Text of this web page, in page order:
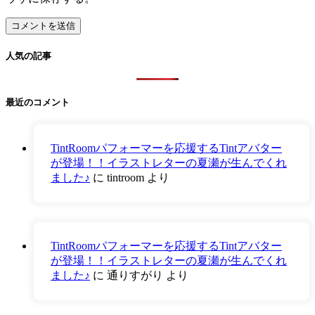
人気の記事
最近のコメント
TintRoomパフォーマーを応援するTintアバター
が登場！！イラストレターの夏瀬が生んでくれ
ました♪ に tintroom より
TintRoomパフォーマーを応援するTintアバター
が登場！！イラストレターの夏瀬が生んでくれ
ました♪ に 通りすがり より